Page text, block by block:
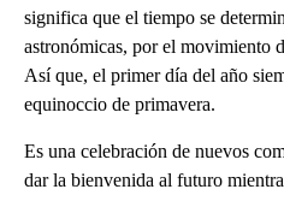
significa que el tiempo se
astronómicas, por el movimiento
Así que, el primer día del año
equinoccio de primavera.
Es una celebración de nuevos
dar la bienvenida al futuro